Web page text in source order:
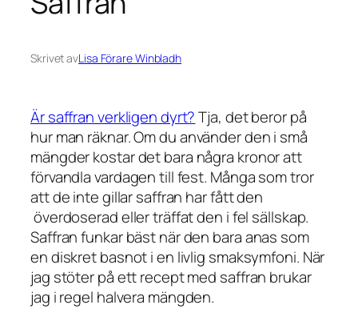
Skrivet avLisa Förare Winbladh
Är saffran verkligen dyrt?Tja, det beror på
hur man räknar. Om du använder den i små
mängder kostar det bara några kronor att
förvandla vardagen till fest. Många som tror
att de inte gillar saffran har fått den
överdoserad eller träffat den i fel sällskap.
Saffran funkar bäst när den bara anas som
en diskret basnot i en livlig smaksymfoni. När
jag stöter på ett recept med saffran brukar
jag i regel halvera mängden.